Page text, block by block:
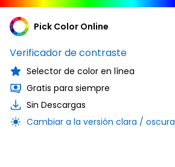
Pick Color Online
Verificador de contraste
Selector de color en línea
Gratis para siempre
Sin Descargas
Cambiar a la versión clara / oscura